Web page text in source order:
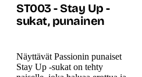
ST003 - Stay Up -
sukat, punainen
Näyttävät Passionin punaiset
Stay Up -sukat on tehty